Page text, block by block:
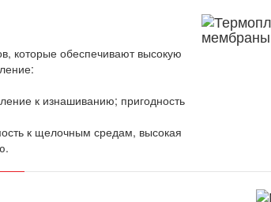
которые обеспечивают высокую
к изнашиванию; пригодность
к щелочным средам, высокая